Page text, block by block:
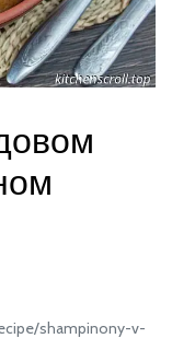
shampinony-v-